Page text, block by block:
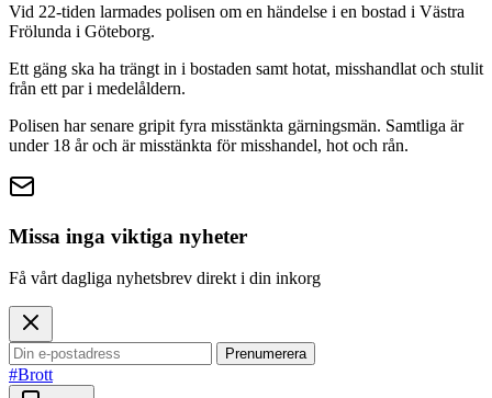
Vid 22-tiden larmades polisen om en händelse i en bostad i Västra
Frölunda i Göteborg.
Ett gäng ska ha trängt in i bostaden samt hotat, misshandlat och stulit
från ett par i medelåldern.
Polisen har senare gripit fyra misstänkta gärningsmän. Samtliga är
under 18 år och är misstänkta för misshandel, hot och rån.
Missa inga viktiga nyheter
Få vårt dagliga nyhetsbrev direkt i din inkorg
Prenumerera
#Brott